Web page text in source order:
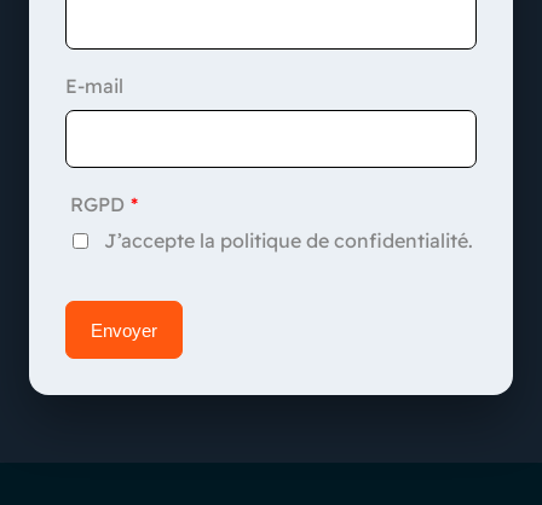
E-mail
RGPD
J’accepte la politique de confidentialité.